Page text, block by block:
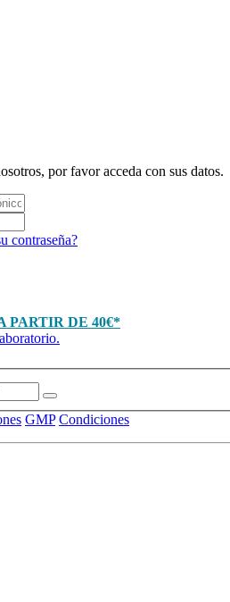
por favor acceda con sus datos.
contraseña?
PARTIR DE 40€*
GMP Condiciones